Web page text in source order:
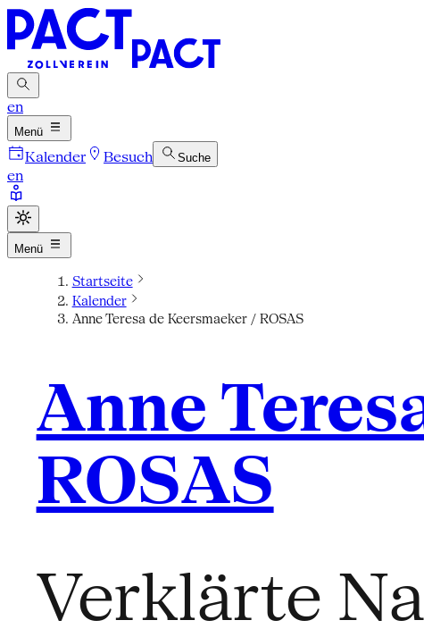
en
Menü
Kalender Besuch Suche
en
Menü
Startseite
Kalender
Anne Teresa de Keersmaeker / ROSAS
Anne
ROSAS
Verklärte